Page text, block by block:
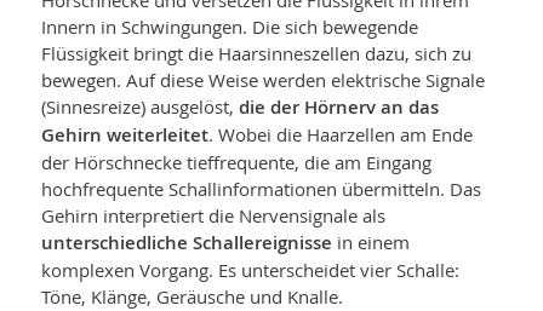
Innern in Schwingungen. Die sich bewegende
Flüssigkeit bringt die Haarsinneszellen dazu, sich zu
bewegen. Auf diese Weise werden elektrische Signale
(Sinnesreize) ausgelöst,die der Hörnerv an das
Gehirn weiterleitet. Wobei die Haarzellen am Ende
der Hörschnecke tieffrequente, die am Eingang
hochfrequente Schallinformationen übermitteln. Das
Gehirn interpretiert die Nervensignale als
unterschiedliche Schallereignisse in einem
komplexen Vorgang. Es unterscheidet vier Schalle:
Töne, Klänge, Geräusche und Knalle.